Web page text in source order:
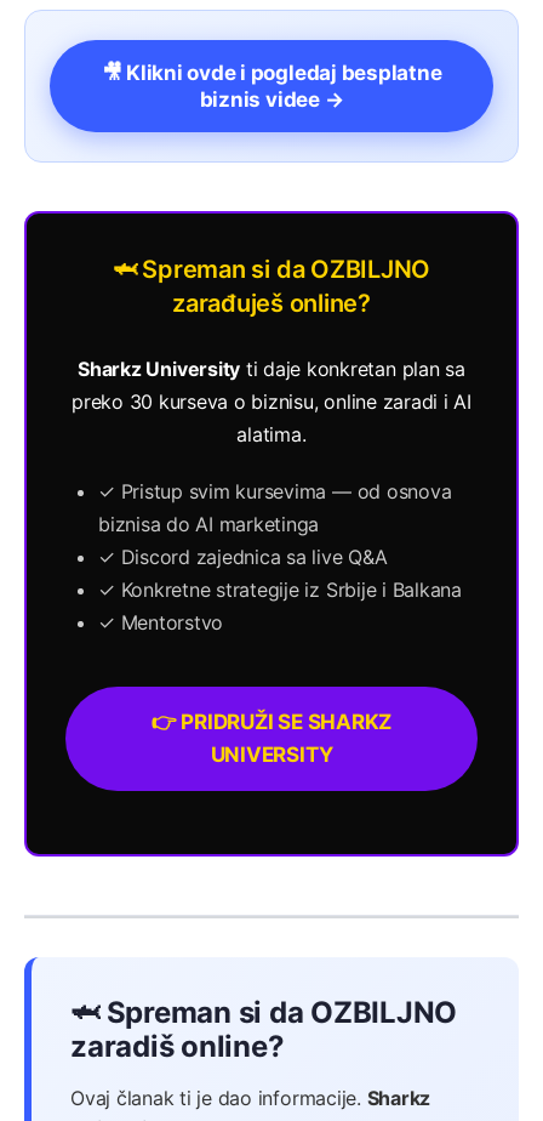
🎥 Klikni ovde i pogledaj besplatne
biznis videe →
🦈 Spreman si da OZBILJNO
zarađuješ online?
Sharkz University ti daje konkretan plan sa
preko 30 kurseva o biznisu, online zaradi i AI
alatima.
✓ Pristup svim kursevima — od osnova
biznisa do AI marketinga
✓ Discord zajednica sa live Q&A
✓ Konkretne strategije iz Srbije i Balkana
✓ Mentorstvo
👉 PRIDRUŽI SE SHARKZ
UNIVERSITY
🦈 Spreman si da OZBILJNO
zaradiš online?
Ovaj članak ti je dao informacije. Sharkz